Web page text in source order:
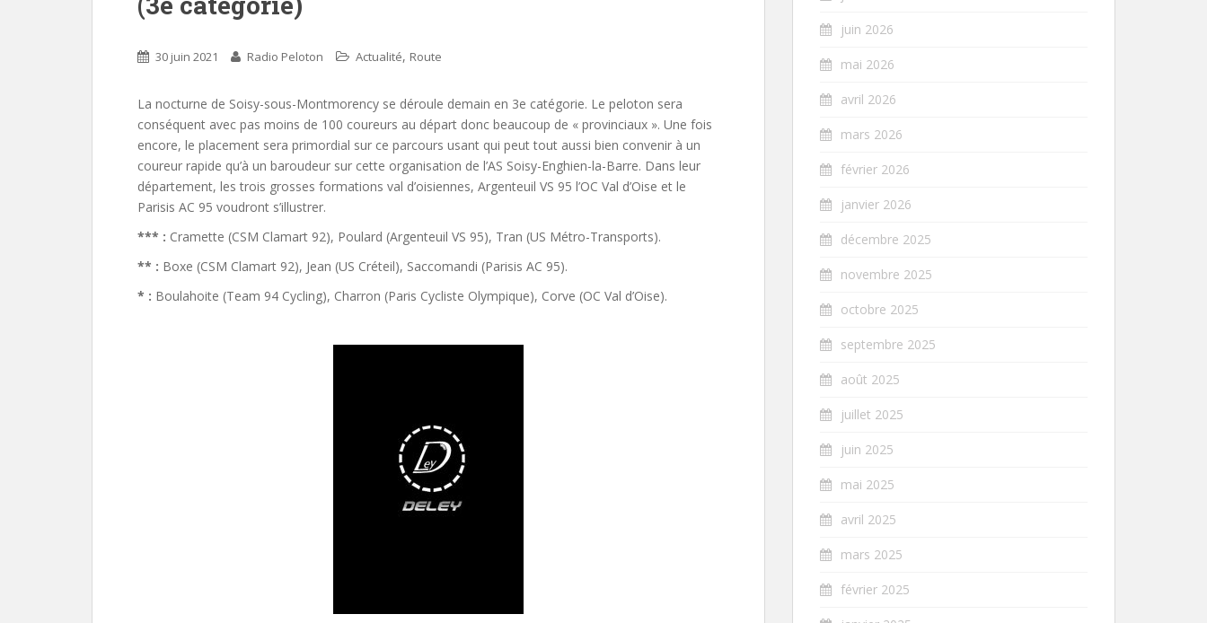
30 juin 2021 Radio Peloton Actualité, Route
La nocturne de Soisy-sous-Montmorency se déroule demain en 3e catégorie. Le peloton sera
conséquent avec pas moins de 100 coureurs au départ donc beaucoup de « provinciaux ». Une fois
encore, le placement sera primordial sur ce parcours usant qui peut tout aussi bien convenir à un
coureur rapide qu’à un baroudeur sur cette organisation de l’AS Soisy-Enghien-la-Barre. Dans leur
département, les trois grosses formations val d’oisiennes, Argenteuil VS 95 l’OC Val d’Oise et le
Parisis AC 95 voudront s’illustrer.
*** : Cramette (CSM Clamart 92), Poulard (Argenteuil VS 95), Tran (US Métro-Transports).
** : Boxe (CSM Clamart 92), Jean (US Créteil), Saccomandi (Parisis AC 95).
* : Boulahoite (Team 94 Cycling), Charron (Paris Cycliste Olympique), Corve (OC Val d’Oise).
juin 2026
mai 2026
avril 2026
mars 2026
février 2026
janvier 2026
décembre 2025
novembre 2025
octobre 2025
septembre 2025
août 2025
juillet 2025
juin 2025
mai 2025
avril 2025
mars 2025
février 2025